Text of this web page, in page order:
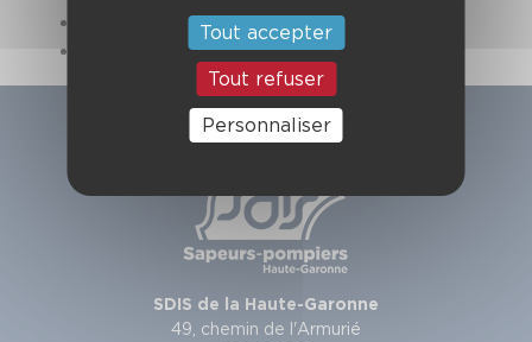
Villefranche-de-Lauragais à 18h00.
Aurignac à 19h00.
SDIS de la Haute-Garonne
49, chemin de l'Armurié
Tout accepter
Tout refuser
Personnaliser